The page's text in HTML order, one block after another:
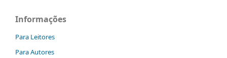
Informações
Para Leitores
Para Autores